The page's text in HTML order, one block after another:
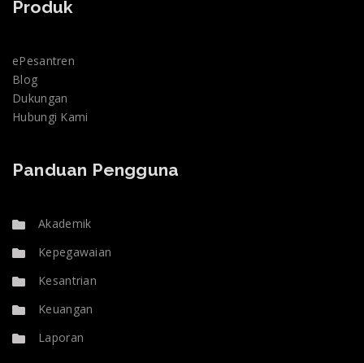
Produk
ePesantren
Blog
Dukungan
Hubungi Kami
Panduan Pengguna
Akademik
Kepegawaian
Kesantrian
Keuangan
Laporan